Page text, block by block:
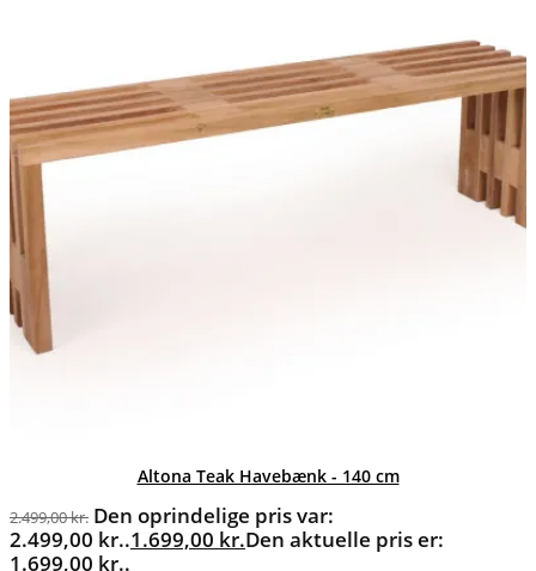
Altona Teak Havebænk - 140 cm
2.499,00kr. Den oprindelige pris var:
2.499,00 kr..1.699,00 kr.Den aktuelle pris er:
1.699,00 kr..